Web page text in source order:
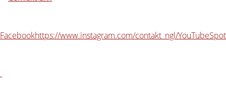
Facebookhttps://www.instagram.com/contakt_ngl/YouTube
Studentenwallfahrt